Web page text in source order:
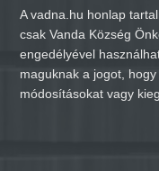
A vadna.hu honlap
csak Vanda Község
engedélyével
maguknak a jogot,
módosításokat vagy